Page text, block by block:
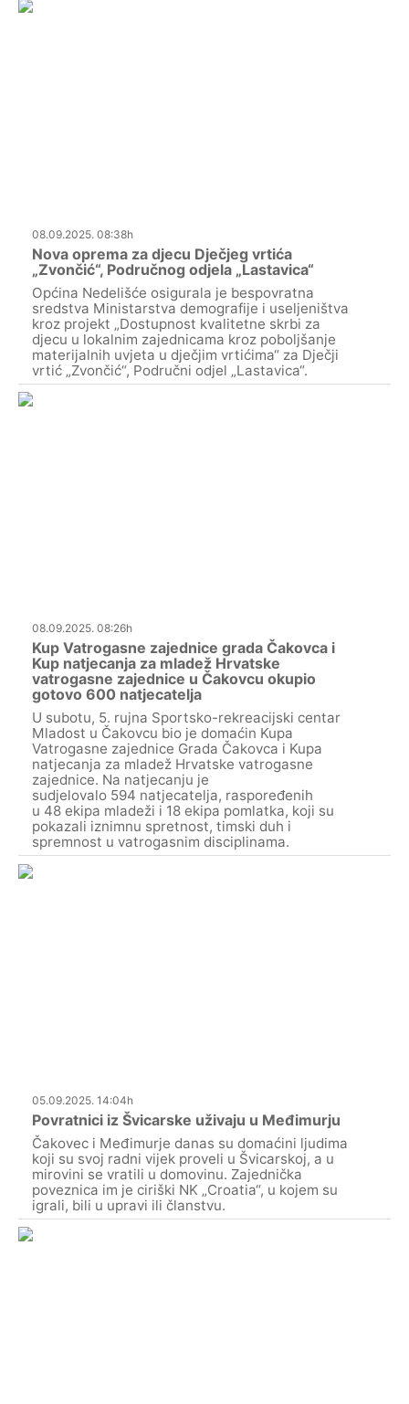
08.09.2025. 08:38h
Nova oprema za djecu Dječjeg vrtića
„Zvončić“, Područnog odjela „Lastavica“
Općina Nedelišće osigurala je bespovratna
sredstva Ministarstva demografije i useljeništva
kroz projekt „Dostupnost kvalitetne skrbi za
djecu u lokalnim zajednicama kroz poboljšanje
materijalnih uvjeta u dječjim vrtićima“ za Dječji
vrtić „Zvončić“, Područni odjel „Lastavica“.
08.09.2025. 08:26h
Kup Vatrogasne zajednice grada Čakovca i
Kup natjecanja za mladež Hrvatske
vatrogasne zajednice u Čakovcu okupio
gotovo 600 natjecatelja
U subotu, 5. rujna Sportsko-rekreacijski centar
Mladost u Čakovcu bio je domaćin Kupa
Vatrogasne zajednice Grada Čakovca i Kupa
natjecanja za mladež Hrvatske vatrogasne
zajednice. Na natjecanju je
sudjelovalo 594 natjecatelja, raspoređenih
u 48 ekipa mladeži i 18 ekipa pomlatka, koji su
pokazali iznimnu spretnost, timski duh i
spremnost u vatrogasnim disciplinama.
05.09.2025. 14:04h
Povratnici iz Švicarske uživaju u Međimurju
Čakovec i Međimurje danas su domaćini ljudima
koji su svoj radni vijek proveli u Švicarskoj, a u
mirovini se vratili u domovinu. Zajednička
poveznica im je ciriški NK „Croatia“, u kojem su
igrali, bili u upravi ili članstvu.